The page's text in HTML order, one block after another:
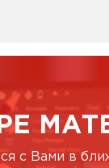
с Вами в